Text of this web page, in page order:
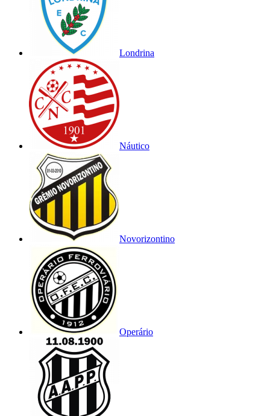
Londrina
Náutico
Novorizontino
Operário